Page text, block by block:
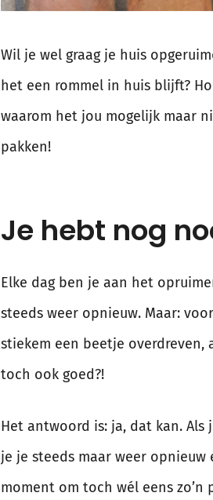
Wil je wel graag je huis
het een rommel in huis blijft?
waarom het jou mogelijk maar
pakken!
Je hebt nog
Elke dag ben je aan het
steeds weer opnieuw. Maar:
stiekem een beetje overdreven,
toch ook goed?!
Het antwoord is: ja, dat kan.
je je steeds maar weer
moment om toch wél eens